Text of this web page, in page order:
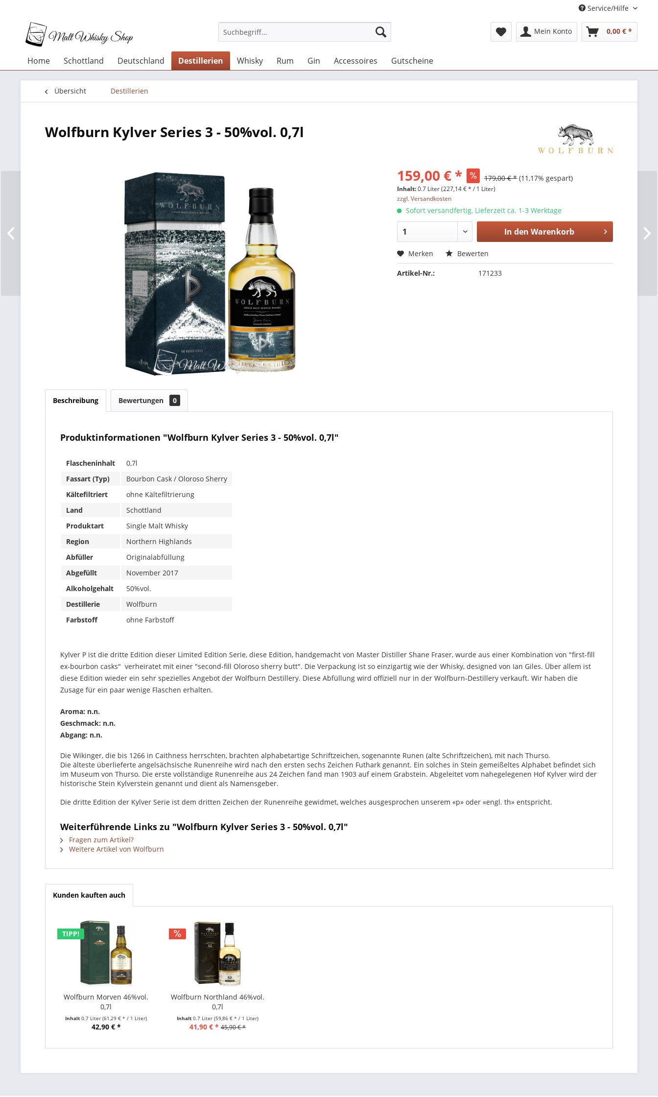
Service/Hilfe
Mein Konto 0,00 € *
Home Schottland Deutschland Destillerien Whisky Rum Gin Accessoires Gutscheine
Übersicht Destillerien
Wolfburn Kylver Series 3 - 50%vol. 0,7l
159,00 € * 179,00 € * (11,17% gespart)
Inhalt:0.7 Liter (227,14 € * / 1 Liter)
zzgl. Versandkosten
Sofort versandfertig, Lieferzeit ca. 1-3 Werktage
In den Warenkorb
Merken Bewerten
Artikel-Nr.: 171233
Beschreibung Bewertungen 0
Produktinformationen "Wolfburn Kylver Series 3 - 50%vol. 0,7l"
Flascheninhalt
0,7l
Fassart (Typ)
Bourbon Cask / Oloroso Sherry
Kältefiltriert
ohne Kältefiltrierung
Land
Schottland
Produktart
Single Malt Whisky
Region
Northern Highlands
Abfüller
Originalabfüllung
Abgefüllt
November 2017
Alkoholgehalt
50%vol.
Destillerie
Wolfburn
Farbstoff
ohne Farbstoff
Kylver P ist die dritte Edition dieser Limited Edition Serie, diese Edition, handgemacht von Master Distiller Shane Fraser, wurde aus einer Kombination von "first-fill
ex-bourbon casks" verheiratet mit einer "second-fill Oloroso sherry butt". Die Verpackung ist so einzigartig wie der Whisky, designed von Ian Giles. Über allem ist
diese Edition wieder ein sehr spezielles Angebot der Wolfburn Destillery. Diese Abfüllung wird offiziell nur in der Wolfburn-Destillery verkauft. Wir haben die
Zusage für ein paar wenige Flaschen erhalten.
Aroma: n.n.
Geschmack: n.n.
Abgang: n.n.
Die Wikinger, die bis 1266 in Caithness herrschten, brachten alphabetartige Schriftzeichen, sogenannte Runen (alte Schriftzeichen), mit nach Thurso.
Die älteste überlieferte angelsächsische Runenreihe wird nach den ersten sechs Zeichen Futhark genannt. Ein solches in Stein gemeißeltes Alphabet befindet sich
im Museum von Thurso. Die erste vollständige Runenreihe aus 24 Zeichen fand man 1903 auf einem Grabstein. Abgeleitet vom nahegelegenen Hof Kylver wird der
historische Stein Kylverstein genannt und dient als Namensgeber.
Die dritte Edition der Kylver Serie ist dem dritten Zeichen der Runenreihe gewidmet, welches ausgesprochen unserem «p» oder «engl. th» entspricht.
Weiterführende Links zu "Wolfburn Kylver Series 3 - 50%vol. 0,7l"
Fragen zum Artikel?
Weitere Artikel von Wolfburn
Kunden kauften auch
TIPP!
Wolfburn Morven 46%vol.
0,7l
Inhalt0.7 Liter(61,29 € * / 1 Liter)
42,90 € *
Wolfburn Northland 46%vol.
0,7l
Inhalt 0.7 Liter (59,86 € * / 1 Liter)
41,90 € * 45,90 € *